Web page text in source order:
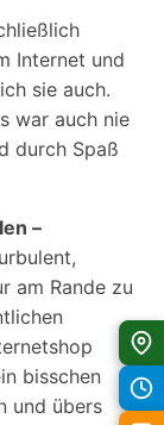
Internet und
sie auch.
war auch nie
durch Spaß
–
am Rande zu
bisschen
und übers